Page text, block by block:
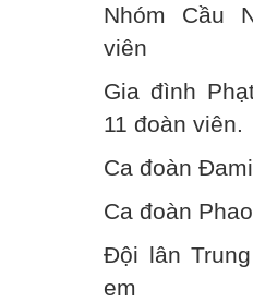
Nhóm Cầu
viên
Gia đình
11 đoàn viên.
Ca đoàn
Ca đoàn
Đội lân
em